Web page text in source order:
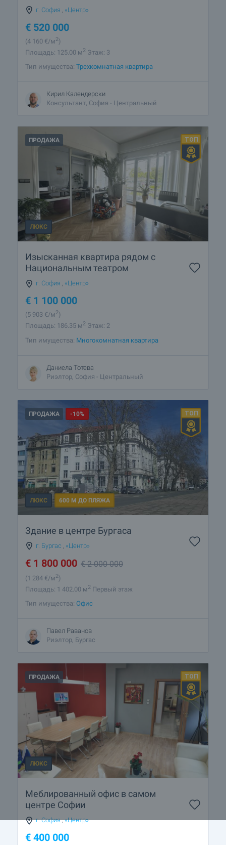
г. София «Центр»
€ 520 000
(4 160 €/м2)
Площадь: 125.00 м2 Этаж: 3
Тип имущества: Трехкомнатная квартира
Кирил Календерски
Консультант, София - Центральный
ПРОДАЖА
ЛЮКС
Изысканная квартира рядом с
Национальным театром
г. София , «Центр»
€ 1 100 000
(5 903 €/м2)
Площадь: 186.35 м2 Этаж: 2
Тип имущества: Многокомнатная квартира
Даниела Тотева
Риэлтор, София - Центральный
ПРОДАЖА -10%
ЛЮКС 600 М ДО ПЛЯЖА
Здание в центре Бургаса
г. Бургас «Центр»
€ 1 800 000 €2 000 000
(1 284 €/м2)
Площадь: 1 402.00 м2 Первый этаж
Тип имущества: Офис
Павел Раванов
Риэлтор, Бургас
ПРОДАЖА
ЛЮКС
Меблированный офис в самом
центре Софии
г. София,«Центр»
€ 400 000